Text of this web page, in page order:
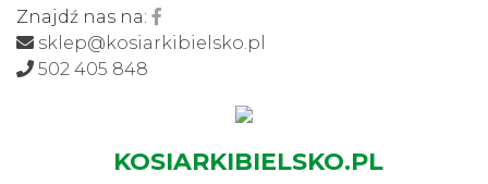
Znajdź nas na:
sklep@kosiarkibielsko.pl
502 405 848
KOSIARKIBIELSKO.PL